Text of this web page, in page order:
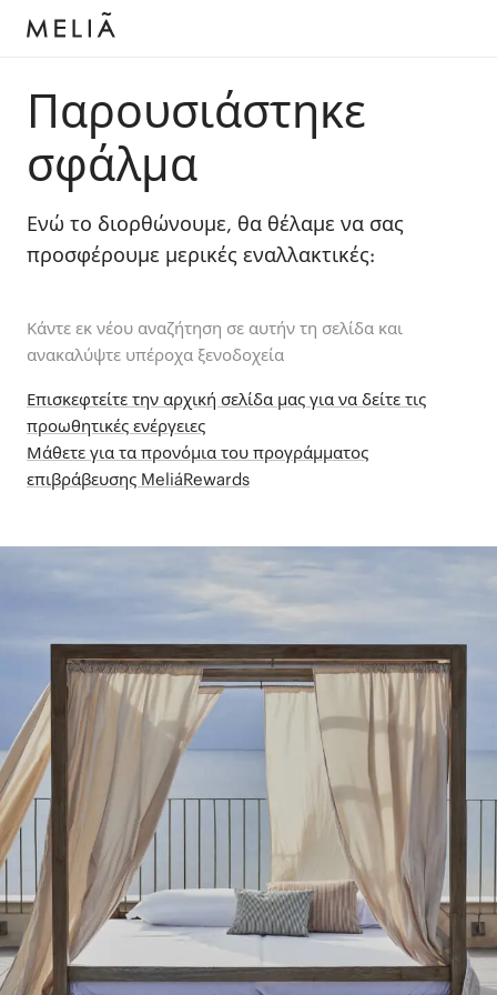
Παρουσιάστηκε
σφάλμα
Ενώ το διορθώνουμε, θα θέλαμε να σας
προσφέρουμε μερικές εναλλακτικές:
Κάντε εκ νέου αναζήτηση σε αυτήν τη σελίδα και
ανακαλύψτε υπέροχα ξενοδοχεία
Επισκεφτείτε την αρχική σελίδα μας για να δείτε τις
προωθητικές ενέργειες
Μάθετε για τα προνόμια του προγράμματος
επιβράβευσης MeliáRewards